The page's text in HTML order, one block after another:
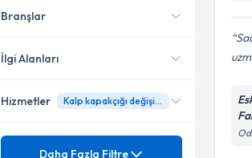
Odunpazarı
Tepebaşı
Konumuma yakın uzmanları
Branşlar
Kalp Damar Cerrahisi
İlgi Alanları
Abdominal Aort Anevrizması
Hizmetler Kalp kapakçığı değişimi
Mezuniyet
Daha Fazla Filtre